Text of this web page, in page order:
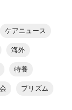
ケアニュース
海外
特養
プリズム